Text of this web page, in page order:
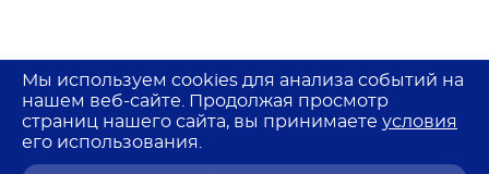
Мы используем cookies для анализа событий на
нашем веб-сайте. Продолжая просмотр
страниц нашего сайта, вы принимаете условия
его использования.